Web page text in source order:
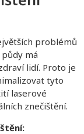
problémů
půdy má
lidí. Proto je
tyto
laserové
znečištění.